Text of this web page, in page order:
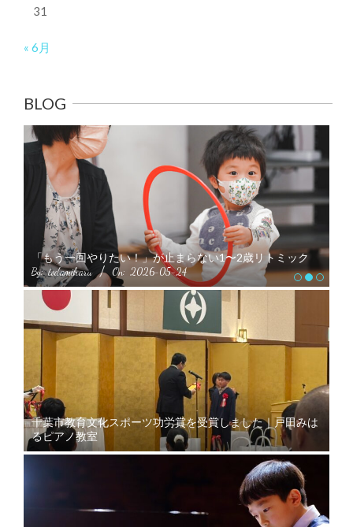
31
« 6月
BLOG
「もう一回やりたい！」が止まらない1〜2歳リトミック
By: todamiharu On: 2026-05-24
千葉市教育文化スポーツ功労賞を受賞しました｜戸田みは
るピアノ教室